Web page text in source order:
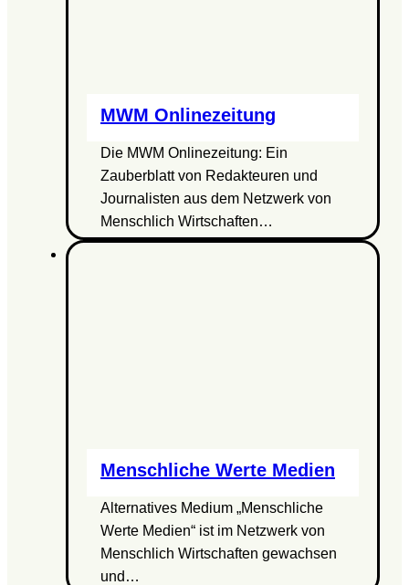
MWM Onlinezeitung
Die MWM Onlinezeitung: Ein
Zauberblatt von Redakteuren und
Journalisten aus dem Netzwerk von
Menschlich Wirtschaften…
Menschliche Werte Medien
Alternatives Medium „Menschliche
Werte Medien“ ist im Netzwerk von
Menschlich Wirtschaften gewachsen
und…